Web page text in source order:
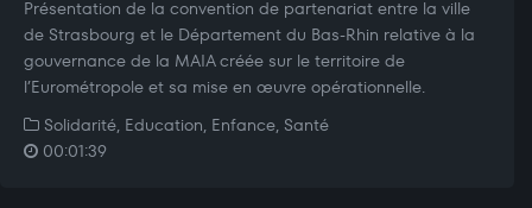
Présentation de la convention de partenariat entre la ville
de Strasbourg et le Département du Bas-Rhin relative à la
gouvernance de la MAIA créée sur le territoire de
l’Eurométropole et sa mise en œuvre opérationnelle.
Solidarité, Education, Enfance, Santé
00:01:39